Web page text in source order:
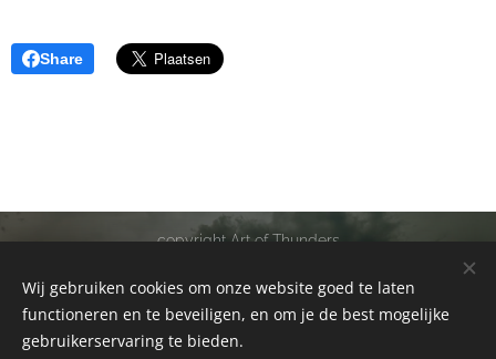
Share
copyright Art of Thunders
Wij gebruiken cookies om onze website goed te laten
functioneren en te beveiligen, en om je de best mogelijke
gebruikerservaring te bieden.